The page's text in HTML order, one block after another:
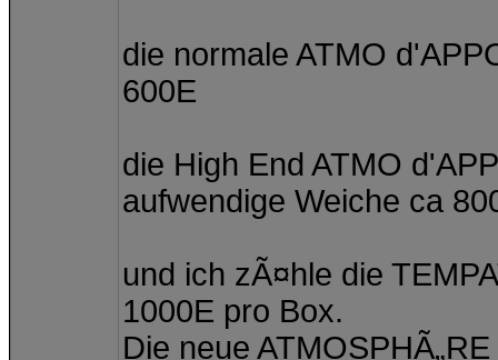
die normale ATMO
600E
die High End ATMO
aufwendige Weiche ca
und ich zÃ¤hle die
1000E pro Box.
Die neue